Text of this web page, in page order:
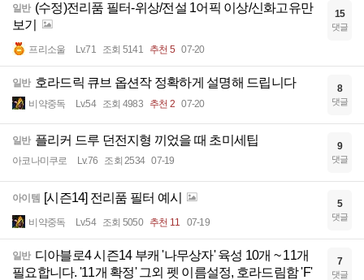
일반 (수정)전리품 필터-위상/전설 1어픽 이상/신화고유만
보기
프리소울 Lv.71 조회 5141 추천 5 07-20
15
댓글
일반 호라드릭 큐브 옵션작 정확하게 설명해 드립니다
비약중독 Lv.54 조회 4983 추천 2 07-20
8
댓글
일반 플리커 드루 던전지형 끼었을 때 초미세팁
아코나미쿠로 Lv.76 조회 2534 07-19
9
댓글
아이템 [시즌14] 전리품 필터 예시
비약중독 Lv.54 조회 5050 추천 11 07-19
5
댓글
일반 디아블로4 시즌14 부캐 '나무상자' 육성 10개 ~ 11개
필요합니다. '11개 확정' 그외 펫 이름설정, 호라드림함 'F'
7
댓글